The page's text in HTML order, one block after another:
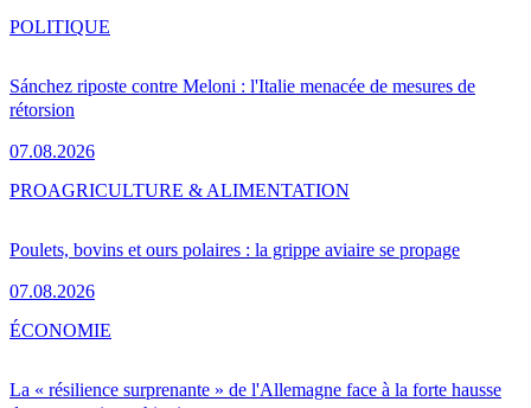
Sánchez riposte contre Meloni : l'Italie menacée de mesures de
rétorsion
07.08.2026
POLITIQUE
Poulets, bovins et ours polaires : la grippe aviaire se propage
07.08.2026
PROAGRICULTURE & ALIMENTATION
La « résilience surprenante » de l'Allemagne face à la forte hausse
ÉCONOMIE